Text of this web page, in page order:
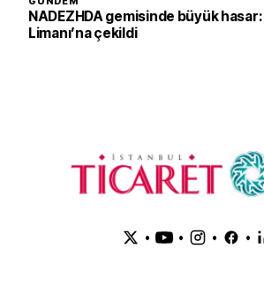
NADEZHDA gemisinde büyük
Limanı’na çekildi
• • • •